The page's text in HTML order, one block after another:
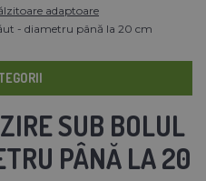
adaptoare
- diametru până la 20 cm
SUB BOLUL
PÂNĂ LA 20